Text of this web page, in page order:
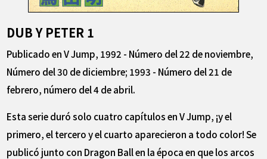
DUB Y PETER 1
Publicado en V Jump, 1992 - Número del 22 de noviembre,
Número del 30 de diciembre; 1993 - Número del 21 de
febrero, número del 4 de abril.
Esta serie duró solo cuatro capítulos en V Jump, ¡y el
primero, el tercero y el cuarto aparecieron a todo color! Se
publicó junto con Dragon Ball en la época en que los arcos